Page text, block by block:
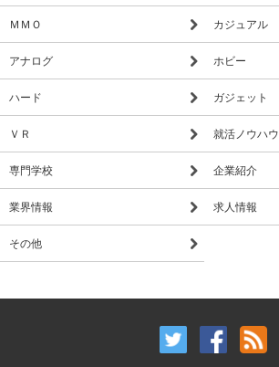
ＭＭＯ カジュアル
アナログ ホビー
ハード ガジェット
ＶＲ 就活ノウハウ
専門学校 企業紹介
業界情報 求人情報
その他